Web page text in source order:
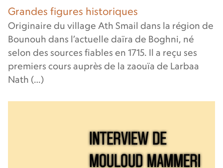
Grandes figures historiques
Originaire du village Ath Smail dans la région de
Bounouh dans l’actuelle daïra de Boghni, né
selon des sources fiables en 1715. Il a reçu ses
premiers cours auprès de la zaouïa de Larbaa
Nath (…)